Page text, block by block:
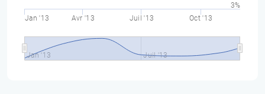
Jan '13 Avr '13 Juil '13 Oct '13
Jan '13 Juil '13
3%